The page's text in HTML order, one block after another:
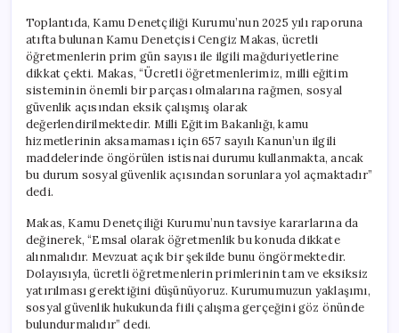
Toplantıda, Kamu Denetçiliği Kurumu’nun 2025 yılı raporuna
atıfta bulunan Kamu Denetçisi Cengiz Makas, ücretli
öğretmenlerin prim gün sayısı ile ilgili mağduriyetlerine
dikkat çekti. Makas, “Ücretli öğretmenlerimiz, milli eğitim
sisteminin önemli bir parçası olmalarına rağmen, sosyal
güvenlik açısından eksik çalışmış olarak
değerlendirilmektedir. Milli Eğitim Bakanlığı, kamu
hizmetlerinin aksamaması için 657 sayılı Kanun’un ilgili
maddelerinde öngörülen istisnai durumu kullanmakta, ancak
bu durum sosyal güvenlik açısından sorunlara yol açmaktadır”
dedi.
Makas, Kamu Denetçiliği Kurumu’nun tavsiye kararlarına da
değinerek, “Emsal olarak öğretmenlik bu konuda dikkate
alınmalıdır. Mevzuat açık bir şekilde bunu öngörmektedir.
Dolayısıyla, ücretli öğretmenlerin primlerinin tam ve eksiksiz
yatırılması gerektiğini düşünüyoruz. Kurumumuzun yaklaşımı,
sosyal güvenlik hukukunda fiili çalışma gerçeğini göz önünde
bulundurmalıdır” dedi.